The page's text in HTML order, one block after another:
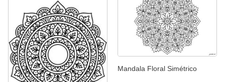
Mandala Floral Simétrico